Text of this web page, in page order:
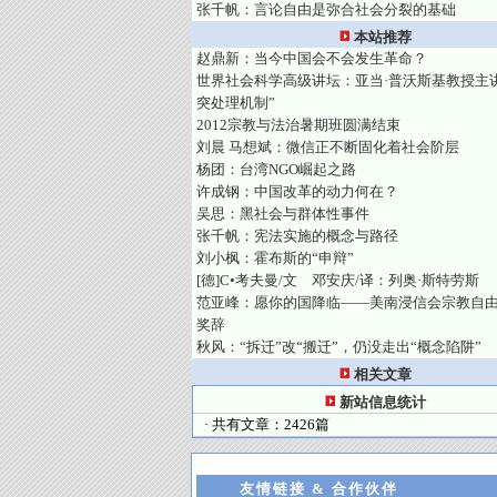
张千帆：言论自由是弥合社会分裂的基础
本站推荐
赵鼎新：当今中国会不会发生革命？
世界社会科学高级讲坛：亚当·普沃斯基教授主
突处理机制”
2012宗教与法治暑期班圆满结束
刘晨 马想斌：微信正不断固化着社会阶层
杨团：台湾NGO崛起之路
许成钢：中国改革的动力何在？
吴思：黑社会与群体性事件
张千帆：宪法实施的概念与路径
刘小枫：霍布斯的“申辩”
[德]C•考夫曼/文 邓安庆/译：列奥·斯特劳斯
范亚峰：愿你的国降临——美南浸信会宗教自
奖辞
秋风：“拆迁”改“搬迁”，仍没走出“概念陷阱”
相关文章
新站信息统计
· 共有文章：2426篇
友情链接 & 合作伙伴